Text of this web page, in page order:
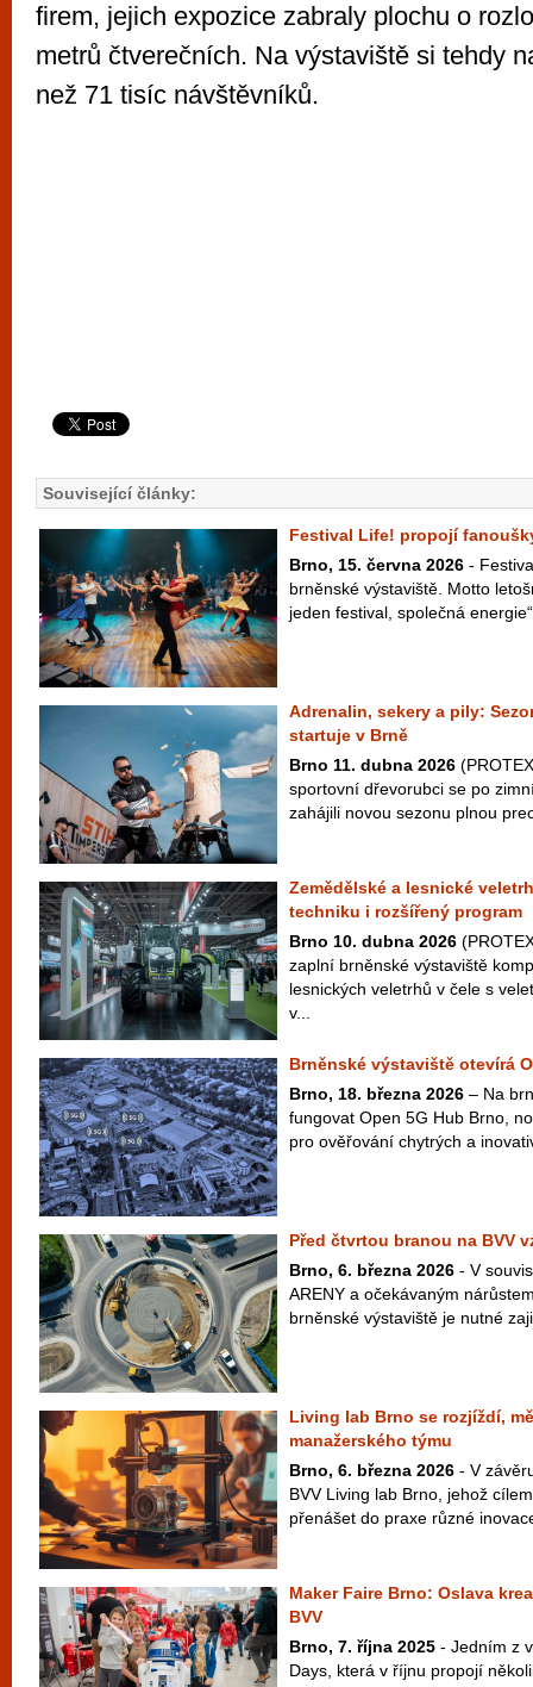
firem, jejich expozice zabraly plochu o
metrů čtverečních. Na výstaviště si tehdy
než 71 tisíc návštěvníků.
Související články:
Festival Life! propojí
Brno, 15. června 2026 -
brněnské výstaviště. Motto
jeden festival, společná
Adrenalin, sekery a pily:
startuje v Brně
Brno 11. dubna 2026
sportovní dřevorubci se po
zahájili novou sezonu plnou
Zemědělské a lesnické
techniku i rozšířený program
Brno 10. dubna 2026
zaplní brněnské výstaviště
lesnických veletrhů v čele s
v...
Brněnské výstaviště otevírá
Brno, 18. března 2026 – Na
fungovat Open 5G Hub Brno,
pro ověřování chytrých a
Před čtvrtou branou na BVV
Brno, 6. března 2026 - V
ARENY a očekávaným
brněnské výstaviště je nutné
Living lab Brno se rozjíždí,
manažerského týmu
Brno, 6. března 2026 - V
BVV Living lab Brno, jehož
přenášet do praxe různé
Maker Faire Brno: Oslava
BVV
Brno, 7. října 2025 - Jedním z
Days, která v říjnu propojí